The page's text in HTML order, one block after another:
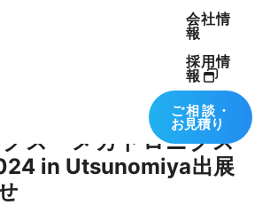
会社情
報
採用情
報
ご相談・
お見積り
ス・メカトロニクス
in Utsunomiya出展